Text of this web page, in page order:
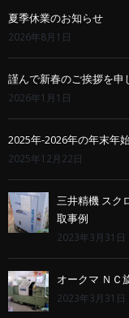
夏季休業のお知らせ
2026年8月1日
謹んで新春のご挨拶を申
2026年1月1日
2025年-2026年の年末年
2025年12月22日
三井精機 スク
取事例
2023年3月31日
オークマ ＮＣ
2023年3月31日